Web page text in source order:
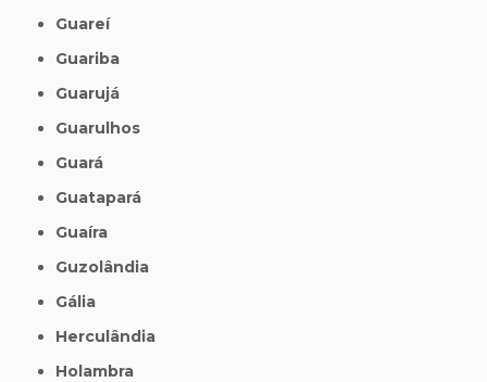
Guareí
Guariba
Guarujá
Guarulhos
Guará
Guatapará
Guaíra
Guzolândia
Gália
Herculândia
Holambra